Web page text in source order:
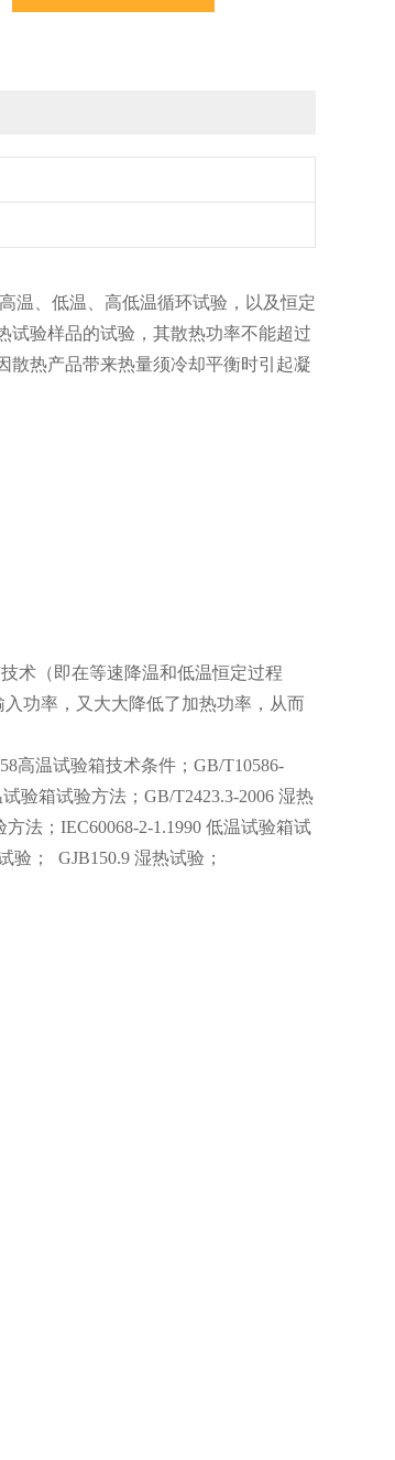
温、低温、高低温循环试验，以及恒定
试验样品的试验，其散热功率不能超过
散热产品带来热量须冷却平衡时引起凝
术（即在等速降温和低温恒定过程
功率，又大大降低了加热功率，从而
高温试验箱技术条件；GB/T10586-
验箱试验方法；GB/T2423.3-2006 湿热
法；IEC60068-2-1.1990 低温试验箱试
验； GJB150.9 湿热试验；